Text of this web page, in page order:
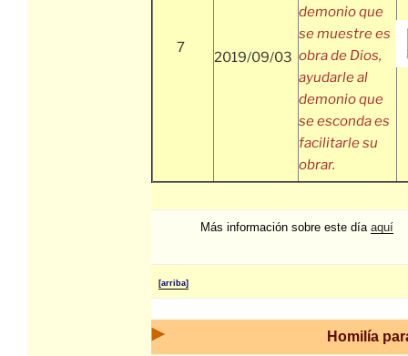
7
2019/09/03
demonio que
se muestre es
obra de Dios,
ayudarle al
demonio que
se esconda es
facilitarle su
obrar.
Más información sobre este día aquí
[arriba]
Homilía